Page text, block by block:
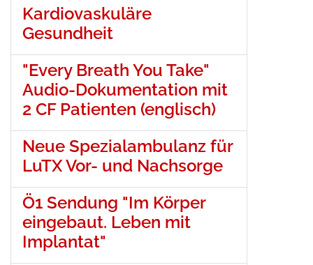
Kardiovaskuläre
Gesundheit
"Every Breath You Take"
Audio-Dokumentation mit
2 CF Patienten (englisch)
Neue Spezialambulanz für
LuTX Vor- und Nachsorge
Ö1 Sendung "Im Körper
eingebaut. Leben mit
Implantat"